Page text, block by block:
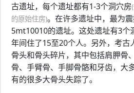
古遗址，每个遗址都有1-3个洞穴房
的原始住房)。在许多遗址中，最为
5mt10010的遗址。这处遗址有3个
年间住了15至20个人。另外，考古
骨头和骨头碎片，其中包括肩胛骨
骨、手臂骨、手脚骨骼和牙齿，大
有的很多大骨头失踪了。